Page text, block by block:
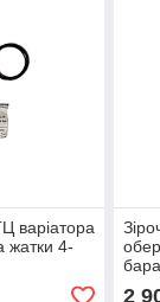
варіатора
жатки 4-
2